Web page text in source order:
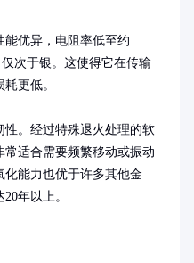
优异，电阻率低至约
次于银。这使得它在传输
更低。
性。经过特殊退火处理的软
适合需要频繁移动或振动
化能力也优于许多其他金
年以上。